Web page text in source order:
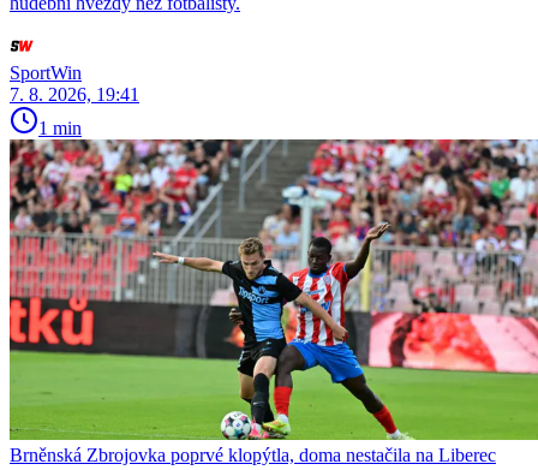
SportWin
7. 8. 2026, 19:41
1 min
Brněnská Zbrojovka poprvé klopýtla, doma nestačila na Liberec